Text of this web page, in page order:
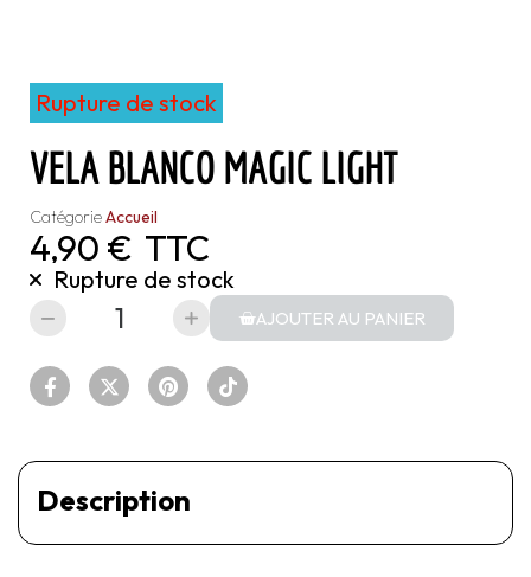
Rupture de stock
VELA BLANCO MAGIC LIGHT
CatégorieAccueil
4,90 € TTC
Rupture de stock
AJOUTER AU PANIER
Description